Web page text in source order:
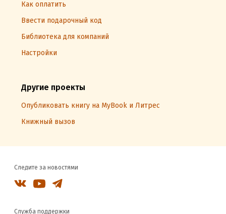
Как оплатить
Ввести подарочный код
Библиотека для компаний
Настройки
Другие проекты
Опубликовать книгу на MyBook и Литрес
Книжный вызов
Следите за новостями
Служба поддержки